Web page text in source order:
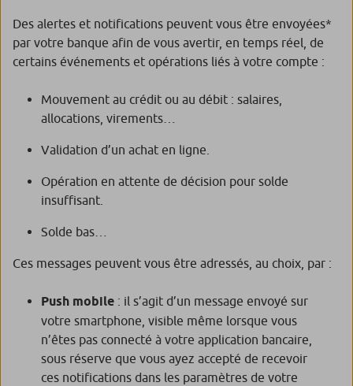
Des alertes et notifications peuvent vous être envoyées*
par votre banque afin de vous avertir, en temps réel, de
certains événements et opérations liés à votre compte :
Mouvement au crédit ou au débit : salaires,
allocations, virements…
Validation d’un achat en ligne.
Opération en attente de décision pour solde
insuffisant.
Solde bas…
Ces messages peuvent vous être adressés, au choix, par :
Push mobile : il s’agit d’un message envoyé sur
votre smartphone, visible même lorsque vous
n’êtes pas connecté à votre application bancaire,
sous réserve que vous ayez accepté de recevoir
ces notifications dans les paramètres de votre